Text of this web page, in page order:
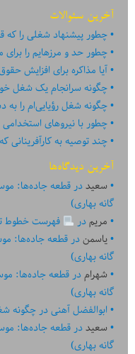
آخرین سئوالات
چطور پیشنهاد شغلی را که
چطور حد و مرزهایم را
آیا مذاکره برای افزایش
چگونه سرانجام یک شغل
چگونه شغل رؤیایی‌ام را به
چطور با نیروهای
چند توصیه به کارآفرینانی
آخرین دیدگاه‌ها
سعیددر
گانه بهاری)
مریمدر فهرست خطوط
یاسمندر
گانه بهاری)
شهرامدر
گانه بهاری)
ابوالفضل آهنیدرچگونه
سعیددر
گانه بهاری)